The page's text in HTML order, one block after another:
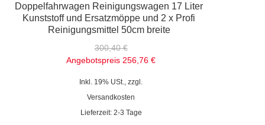
Doppelfahrwagen Reinigungswagen 17 Liter
Kunststoff und Ersatzmöppe und 2 x Profi
Reinigungsmittel 50cm breite
300,40 €
Angebotspreis 256,76 €
Inkl. 19% USt., zzgl.
Versandkosten
Lieferzeit: 2-3 Tage